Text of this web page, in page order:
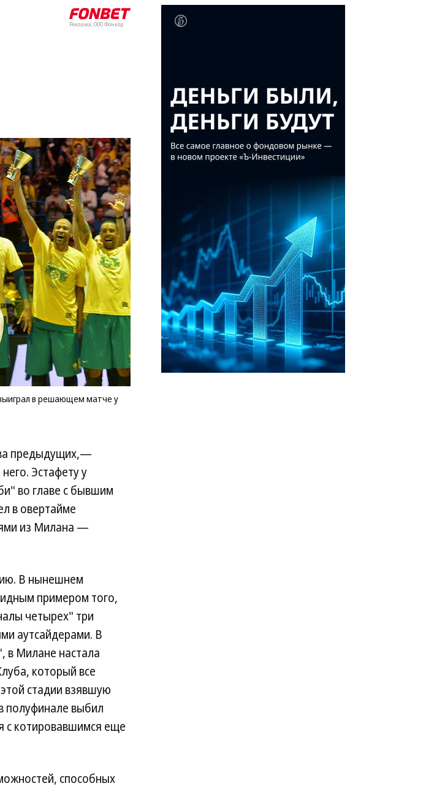
Реклама, ООО Фонкор
в решающем матче у
предыдущих,—
Эстафету у
во главе с бывшим
в овертайме
из Милана —
В нынешнем
примером того,
четырех" три
аутсайдерами. В
в Милане настала
который все
стадии взявшую
полуфинале выбил
с котировавшимся еще
способных